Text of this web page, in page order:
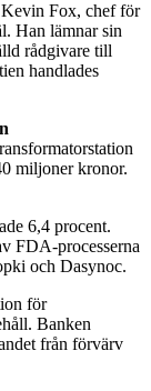
Kevin Fox, chef för
Han lämnar sin
rådgivare till
handlades
miljoner kronor.
6,4 procent.
FDA-processerna
och Dasynoc.
för
Banken
från förvärv